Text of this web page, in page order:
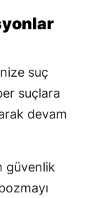
suç
suçlara
devam
güvenlik